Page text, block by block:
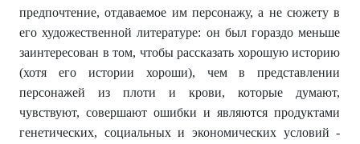
предпочтение, отдаваемое им персонажу, а не сюжету в
его художественной литературе: он был гораздо меньше
заинтересован в том, чтобы рассказать хорошую историю
(хотя его истории хороши), чем в представлении
персонажей из плоти и крови, которые думают,
чувствуют, совершают ошибки и являются продуктами
генетических, социальных и экономических условий -